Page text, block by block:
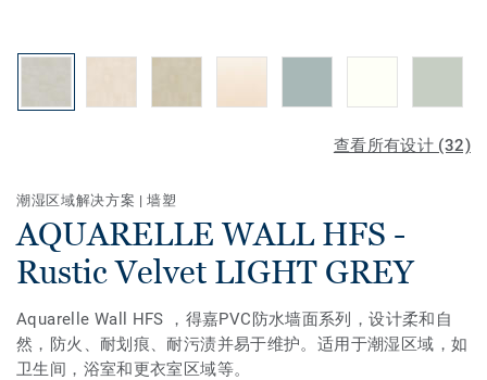
查看所有设计 (32)
潮湿区域解决方案 |墙塑
AQUARELLE WALL HFS -
Rustic Velvet LIGHT GREY
Aquarelle Wall HFS ，得嘉PVC防水墙面系列，设计柔和自
然，防火、耐划痕、耐污渍并易于维护。适用于潮湿区域，如
卫生间，浴室和更衣室区域等。